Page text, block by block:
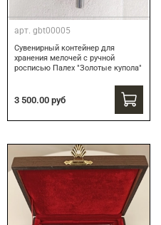
арт. gbt00005
Сувенирный контейнер для
хранения мелочей с ручной
росписью Палех "Золотые купола"
3 500.00 руб